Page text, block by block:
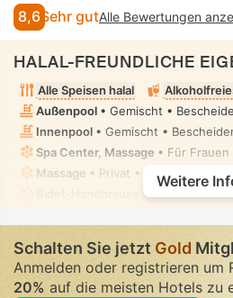
8,6 Sehr gutAlle Bewertungen
HALAL-FREUNDLICHE
Alle Speisen halal
Außenpool • Gemischt •
Innenpool • Gemischt •
Spa Center, Massage • Für
Massage • Privat • Vollständig
• In allen
Weitere
Schalten Sie jetztGold
Anmelden oder registrieren um
20%auf die meisten Hotels zu